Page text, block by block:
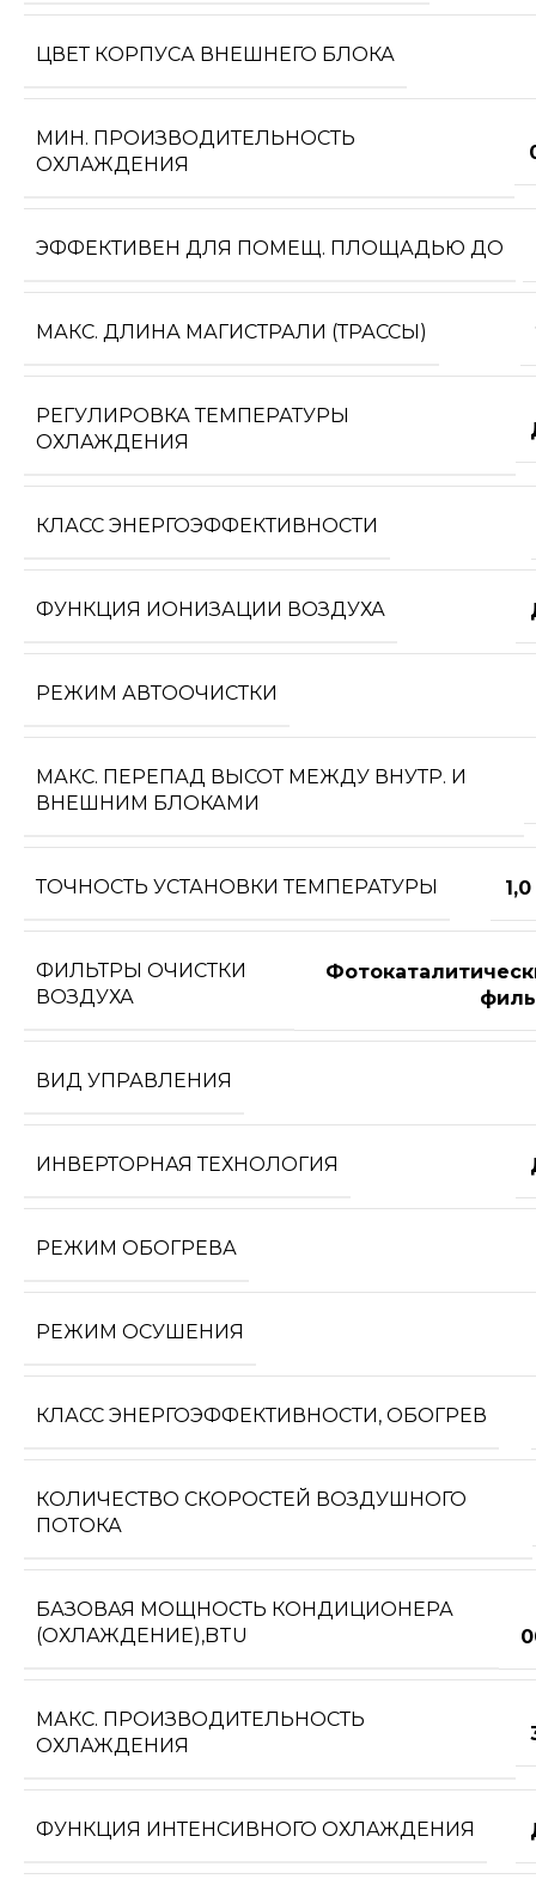
ЦВЕТ КОРПУСА ВНЕШНЕГО БЛОКА
МИН. ПРОИЗВОДИТЕЛЬНОСТЬ
ОХЛАЖДЕНИЯ
ЭФФЕКТИВЕН ДЛЯ ПОМЕЩ. ПЛОЩАДЬЮ ДО
МАКС. ДЛИНА МАГИСТРАЛИ (ТРАССЫ)
РЕГУЛИРОВКА ТЕМПЕРАТУРЫ
ОХЛАЖДЕНИЯ
КЛАСС ЭНЕРГОЭФФЕКТИВНОСТИ
ФУНКЦИЯ ИОНИЗАЦИИ ВОЗДУХА
РЕЖИМ АВТООЧИСТКИ
МАКС. ПЕРЕПАД ВЫСОТ МЕЖДУ ВНУТР. И
ВНЕШНИМ БЛОКАМИ
ТОЧНОСТЬ УСТАНОВКИ ТЕМПЕРАТУРЫ
ФИЛЬТРЫ ОЧИСТКИ
ВОЗДУХА
ВИД УПРАВЛЕНИЯ
ИНВЕРТОРНАЯ ТЕХНОЛОГИЯ
РЕЖИМ ОБОГРЕВА
РЕЖИМ ОСУШЕНИЯ
КЛАСС ЭНЕРГОЭФФЕКТИВНОСТИ, ОБОГРЕВ
КОЛИЧЕСТВО СКОРОСТЕЙ ВОЗДУШНОГО
ПОТОКА
БАЗОВАЯ МОЩНОСТЬ КОНДИЦИОНЕРА
(ОХЛАЖДЕНИЕ),BTU
МАКС. ПРОИЗВОДИТЕЛЬНОСТЬ
ОХЛАЖДЕНИЯ
ФУНКЦИЯ ИНТЕНСИВНОГО ОХЛАЖДЕНИЯ